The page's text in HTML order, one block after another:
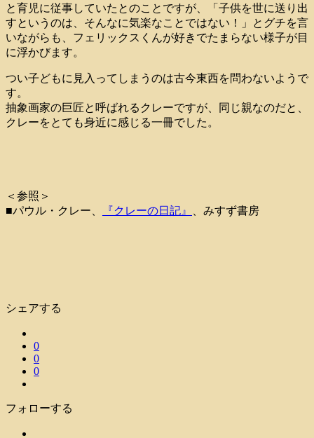
と育児に従事していたとのことですが、「子供を世に送り出
すというのは、そんなに気楽なことではない！」とグチを言
いながらも、フェリックスくんが好きでたまらない様子が目
に浮かびます。
つい子どもに見入ってしまうのは古今東西を問わないようで
す。
抽象画家の巨匠と呼ばれるクレーですが、同じ親なのだと、
クレーをとても身近に感じる一冊でした。
＜参照＞
■パウル・クレー、
『クレーの日記』 、みすず書房
シェアする
0
0
0
フォローする